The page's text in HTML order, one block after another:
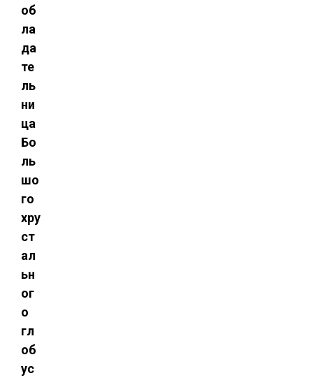
об
ла
да
те
ль
ни
ца
Бо
ль
шо
го
хру
ст
ал
ьн
ог
о
гл
об
ус